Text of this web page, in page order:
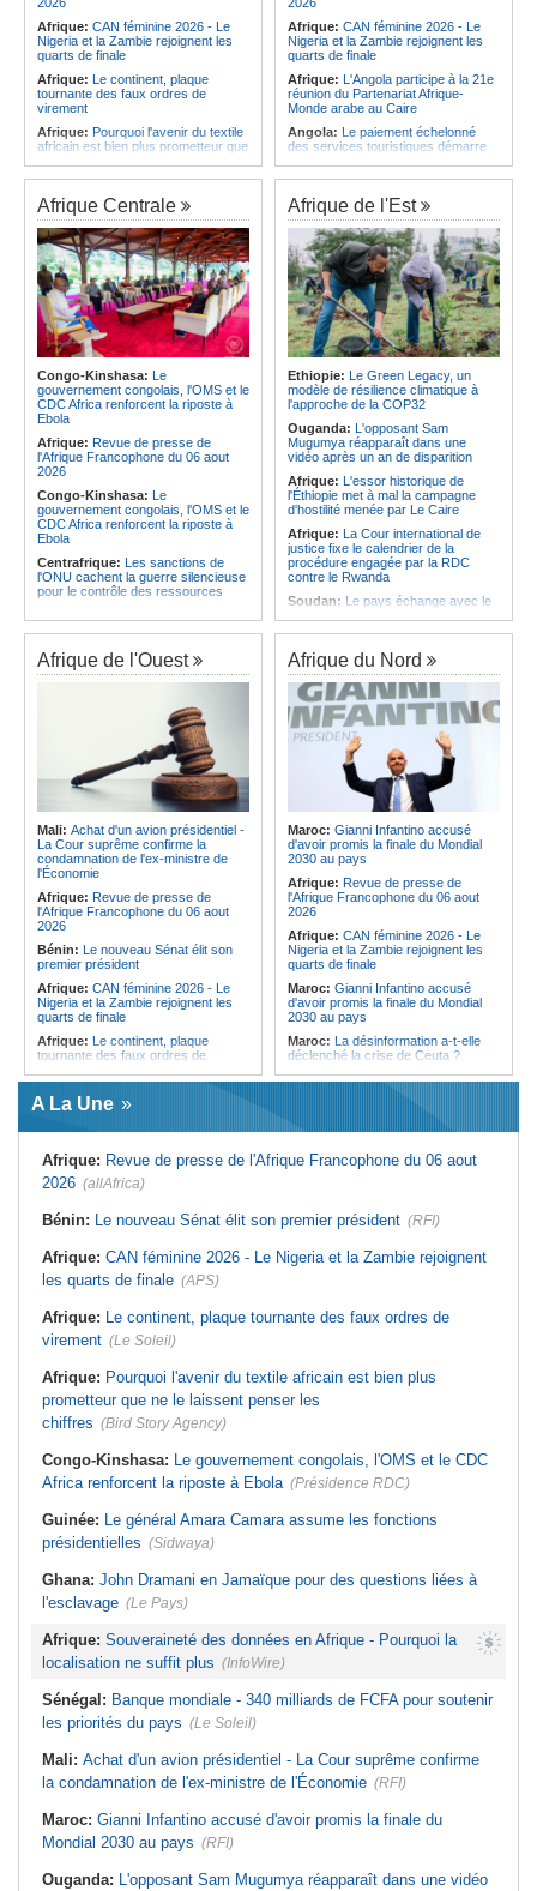
Afrique: CAN féminine 2026 - Le
Nigeria et la Zambie rejoignent les
quarts de finale
Afrique: Le continent, plaque
tournante des faux ordres de
virement
Afrique: Pourquoi l'avenir du textile
africain est bien plus prometteur que
Afrique:Les Africains en première
ligne face à la crise de la biodiversité
Afrique:L'essor historique de
l'Éthiopie met à mal la campagne
d'hostilité menée par Le Caire
Afrique:La Cour international de
justice fixe le calendrier de la
procédure engagée par la RDC
contre le Rwanda
Afrique:Visite du Président de la
République et de la Première Dame
à Yamoussoukro
Afrique:Le Forum de
l'entrepreneuriat de Sept Afrique se
veut une plateforme de mobilisation
des investissements
Afrique: CAN féminine 2026 - Le
Nigeria et la Zambie rejoignent les
quarts de finale
Afrique: L'Angola participe à la 21e
réunion du Partenariat Afrique-
Monde arabe au Caire
Angola: Le paiement échelonné
des services touristiques démarre
Angola:Jiu-jitsu - Le pays
décroche une troisième médaille à
Abou Dabi
Afrique:Ju-Jitsu - La délégation
angolaise reçue par l'ambassadeur
d'Angola aux Émirats arabes unis
Angola:Une expédition automobile
favorise le tourisme à Humpata
Angola:La WAS-AC souhaite
collaborer avec le pays pour
stimuler l'aquaculture
Afrique:Un groupe parlementaire
se penche sur le rôle des femmes
dans l'interaction avec les
communautés
Afrique Centrale
Congo-Kinshasa: Le
gouvernement congolais, l'OMS et le
CDC Africa renforcent la riposte à
Ebola
Afrique: Revue de presse de
l'Afrique Francophone du 06 aout
2026
Congo-Kinshasa: Le
gouvernement congolais, l'OMS et le
CDC Africa renforcent la riposte à
Ebola
Centrafrique: Les sanctions de
l'ONU cachent la guerre silencieuse
pour le contrôle des ressources
Afrique:La Cour international de
justice fixe le calendrier de la
Visite du Président de la
République et de la Première Dame
à Yamoussoukro
Afrique:L'Angola participe à la 21e
réunion du Partenariat Afrique-
Monde arabe au Caire
Congo-Kinshasa:Ebola - Contre le
variant Bundibugyo, plusieurs
essais lancés mais aucun traitement
Cameroun:Plusieurs
ressortissants expulsés des États-
pays
Afrique de l'Est
Ethiopie: Le Green Legacy, un
modèle de résilience climatique à
l'approche de la COP32
Ouganda: L'opposant Sam
Mugumya réapparaît dans une
vidéo après un an de disparition
Afrique: L'essor historique de
l'Éthiopie met à mal la campagne
d'hostilité menée par Le Caire
Afrique: La Cour international de
justice fixe le calendrier de la
procédure engagée par la RDC
contre le Rwanda
Soudan: Le pays échange avec le
Afrique:L'Éthiopie accueillera la
76e session du Comité régional de
l'OMS pour le continent
Madagascar:RN4 - Des portions
restent critiques
Madagascar:
Antaninandro- Un
récidiviste armé se présente comme
Madagascar:Spectacle - Star Tour
transforme Mahajanga en aire de
fête
Madagascar:
Musée de la Photo démystifie teza
Afrique de l'Ouest
Mali: Achat d'un avion présidentiel -
La Cour suprême confirme la
condamnation de l'ex-ministre de
l'Économie
Afrique: Revue de presse de
l'Afrique Francophone du 06 aout
2026
Bénin: Le nouveau Sénat élit son
premier président
Afrique: CAN féminine 2026 - Le
Nigeria et la Zambie rejoignent les
quarts de finale
Afrique: Le continent, plaque
tournante des faux ordres de
Guinée:
assume les fonctions présidentielles
Ghana:John Dramani en Jamaïque
l'esclavage
Sénégal:Banque mondiale - 340
priorités du pays
La Cour suprême confirme la
condamnation de l'ex-ministre de
l'Économie
France la restitution du crâne de
Bokar Biro et de trois de ses
proches
Afrique du Nord
Maroc: Gianni Infantino accusé
d'avoir promis la finale du Mondial
2030 au pays
Afrique: Revue de presse de
l'Afrique Francophone du 06 aout
2026
Afrique: CAN féminine 2026 - Le
Nigeria et la Zambie rejoignent les
quarts de finale
Maroc: Gianni Infantino accusé
d'avoir promis la finale du Mondial
2030 au pays
Maroc: La désinformation a-t-elle
déclenché la crise de Ceuta ?
Afrique:L'essor historique de
Algérie:France - L'affaire Mehdi
policière contre le narcotrafic
Monde arabe au Caire
2026 - Le continent, entre ouverture
commerciale et défiance migratoire
A La Une
Afrique: Revue de presse de l'Afrique Francophone du 06 aout
2026 (allAfrica)
Bénin: Le nouveau Sénat élit son premier président (RFI)
Afrique: CAN féminine 2026 - Le Nigeria et la Zambie rejoignent
les quarts de finale (APS)
Afrique: Le continent, plaque tournante des faux ordres de
virement (Le Soleil)
Afrique: Pourquoi l'avenir du textile africain est bien plus
prometteur que ne le laissent penser les
chiffres (Bird Story Agency)
Congo-Kinshasa: Le gouvernement congolais, l'OMS et le CDC
Africa renforcent la riposte à Ebola (Présidence RDC)
Guinée: Le général Amara Camara assume les fonctions
présidentielles (Sidwaya)
Ghana: John Dramani en Jamaïque pour des questions liées à
l'esclavage (Le Pays)
Afrique: Souveraineté des données en Afrique - Pourquoi la
localisation ne suffit plus (InfoWire)
Sénégal: Banque mondiale - 340 milliards de FCFA pour soutenir
les priorités du pays (Le Soleil)
Mali: Achat d'un avion présidentiel - La Cour suprême confirme
la condamnation de l'ex-ministre de l'Économie (RFI)
Maroc: Gianni Infantino accusé d'avoir promis la finale du
Mondial 2030 au pays (RFI)
Ouganda: L'opposant Sam Mugumya réapparaît dans une vidéo